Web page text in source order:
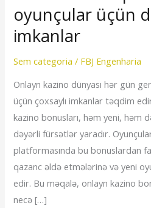
oyunçular üçün
imkanlar
Sem categoria / FBJ Engenharia
Onlayn kazino dünyası hər gün
üçün çoxsaylı imkanlar təqdim
kazino bonusları, həm yeni, həm
dəyərli fürsətlər yaradır.
platformasında bu bonuslardan
qazanc əldə etmələrinə və yeni
edir. Bu məqalə, onlayn kazino
necə […]
Pin
Up
üçün
dəyərli
imkanlar